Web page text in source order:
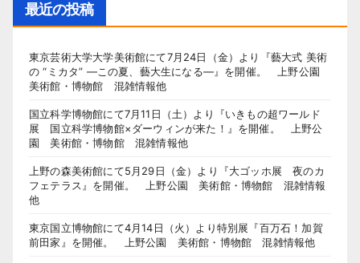
最近の投稿
東京芸術大学大学美術館にて7月24日（金）より『藝大式 美術
の “ミカタ” ―この夏、藝大生になる―』を開催。 上野公園
美術館・博物館 混雑情報他
国立科学博物館にて7月11日（土）より『いきもの超ワールド
展 国立科学博物館×ダーウィンが来た！』を開催。 上野公
園 美術館・博物館 混雑情報他
上野の森美術館にて5月29日（金）より『大ゴッホ展 夜のカ
フェテラス』を開催。 上野公園 美術館・博物館 混雑情報
他
東京国立博物館にて4月14日（火）より特別展『百万石！加賀
前田家』を開催。 上野公園 美術館・博物館 混雑情報他